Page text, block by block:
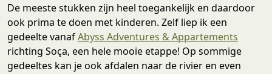
De meeste stukken zijn heel toegankelijk en daardoor
ook prima te doen met kinderen. Zelf liep ik een
gedeelte vanafAbyss Adventures & Appartements
richting Soça, een hele mooie etappe! Op sommige
gedeeltes kan je ook afdalen naar de rivier en even